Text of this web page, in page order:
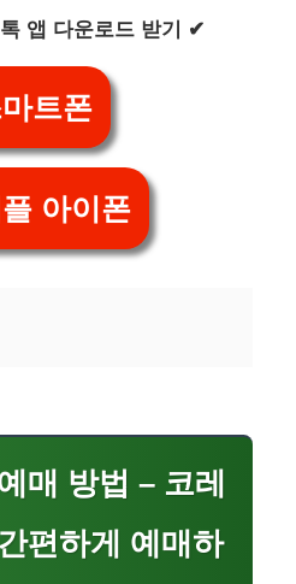
앱 다운로드 받기 ✔
트폰
아이폰
매 방법 – 코레
편하게 예매하